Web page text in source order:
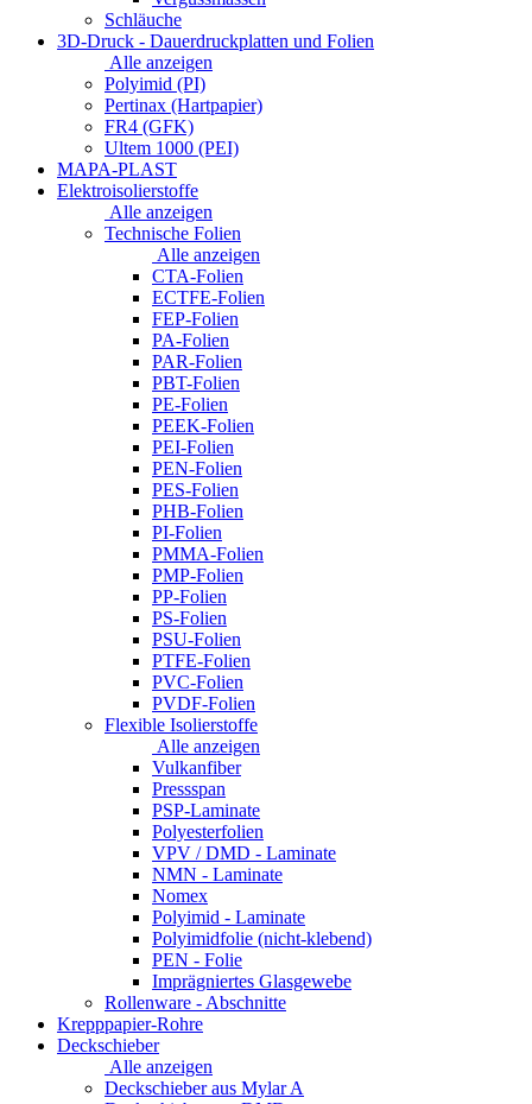
Schläuche
3D-Druck - Dauerdruckplatten und Folien
Alle anzeigen
Polyimid (PI)
Pertinax (Hartpapier)
FR4 (GFK)
Ultem 1000 (PEI)
MAPA-PLAST
Elektroisolierstoffe
Alle anzeigen
Technische Folien
Alle anzeigen
CTA-Folien
ECTFE-Folien
FEP-Folien
PA-Folien
PAR-Folien
PBT-Folien
PE-Folien
PEEK-Folien
PEI-Folien
PEN-Folien
PES-Folien
PHB-Folien
PI-Folien
PMMA-Folien
PMP-Folien
PP-Folien
PS-Folien
PSU-Folien
PTFE-Folien
PVC-Folien
PVDF-Folien
Flexible Isolierstoffe
Alle anzeigen
Vulkanfiber
Pressspan
PSP-Laminate
Polyesterfolien
VPV / DMD - Laminate
NMN - Laminate
Nomex
Polyimid - Laminate
Polyimidfolie (nicht-klebend)
PEN - Folie
Imprägniertes Glasgewebe
Rollenware - Abschnitte
Krepppapier-Rohre
Deckschieber
Alle anzeigen
Deckschieber aus Mylar A